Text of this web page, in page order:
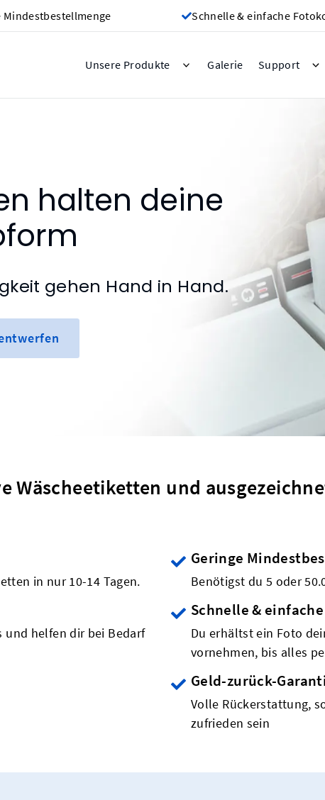
Mindestbestellmenge Schnelle & einfache
Unsere Produkte Galerie Support
halten deine
gehen Hand in Hand.
Wäscheetiketten und
in nur 10-14 Tagen.
Geringe
Benötigst du 5 oder
und helfen dir bei Bedarf
Schnelle &
Du erhältst ein Foto
vornehmen, bis alles
Geld-zurück-
Volle Rückerstattung,
zufrieden sein